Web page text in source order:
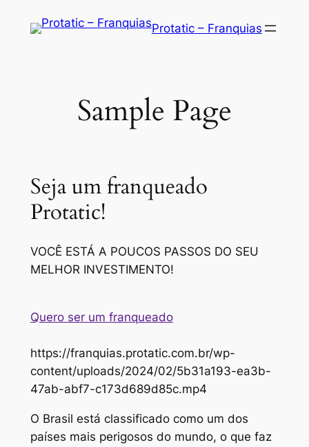
Protatic – Franquias
Sample Page
Seja um franqueado
Protatic!
VOCÊ ESTÁ A POUCOS PASSOS DO SEU
MELHOR INVESTIMENTO!
Quero ser um franqueado
https://franquias.protatic.com.br/wp-
content/uploads/2024/02/5b31a193-ea3b-
47ab-abf7-c173d689d85c.mp4
O Brasil está classificado como um dos
países mais perigosos do mundo, o que faz